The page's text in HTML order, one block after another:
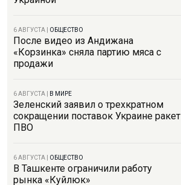
6 АВГУСТА ОБЩЕСТВО
После видео из Андижана
«Корзинка» сняла партию мяса с
продажи
6 АВГУСТА В МИРЕ
Зеленский заявил о трехкратном
сокращении поставок Украине ракет
ПВО
6 АВГУСТА ОБЩЕСТВО
В Ташкенте ограничили работу
рынка «Куйлюк»